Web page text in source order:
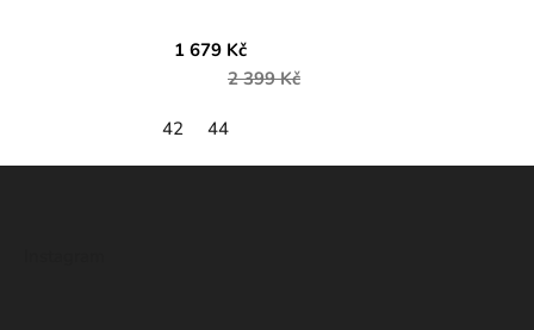
1 679 Kč
2 399 Kč
42 44